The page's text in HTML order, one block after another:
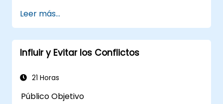
disponibles
Gestionar a sus clientes y partes
interesadas, tanto internos como
externos
difíciles que puedan presentarse en la
Leer más...
Influir y Evitar los Conflictos
21 Horas
Público Objetivo